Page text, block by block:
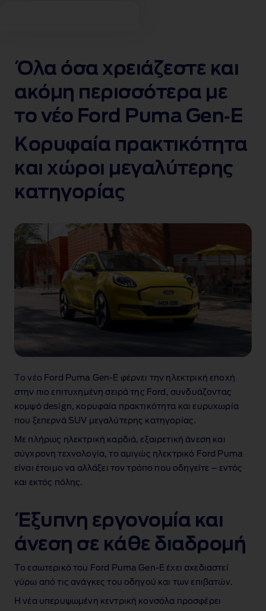
Όλα όσα χρειάζεστε και
ακόμη περισσότερα με
το νέο Ford Puma Gen‑E
Κορυφαία πρακτικότητα
και χώροι μεγαλύτερης
κατηγορίας
Το νέο Ford Puma Gen‑E φέρνει την ηλεκτρική εποχή
στην πιο επιτυχημένη σειρά της Ford, συνδυάζοντας
κομψό design, κορυφαία πρακτικότητα και ευρυχωρία
που ξεπερνά SUV μεγαλύτερης κατηγορίας.
Με πλήρως ηλεκτρική καρδιά, εξαιρετική άνεση και
σύγχρονη τεχνολογία, το αμιγώς ηλεκτρικό Ford Puma
είναι έτοιμο να αλλάξει τον τρόπο που οδηγείτε – εντός
και εκτός πόλης.
Έξυπνη εργονομία και
άνεση σε κάθε διαδρομή
Το εσωτερικό του Ford Puma Gen‑E έχει σχεδιαστεί
γύρω από τις ανάγκες του οδηγού και των επιβατών.
Η νέα υπερυψωμένη κεντρική κονσόλα προσφέρει